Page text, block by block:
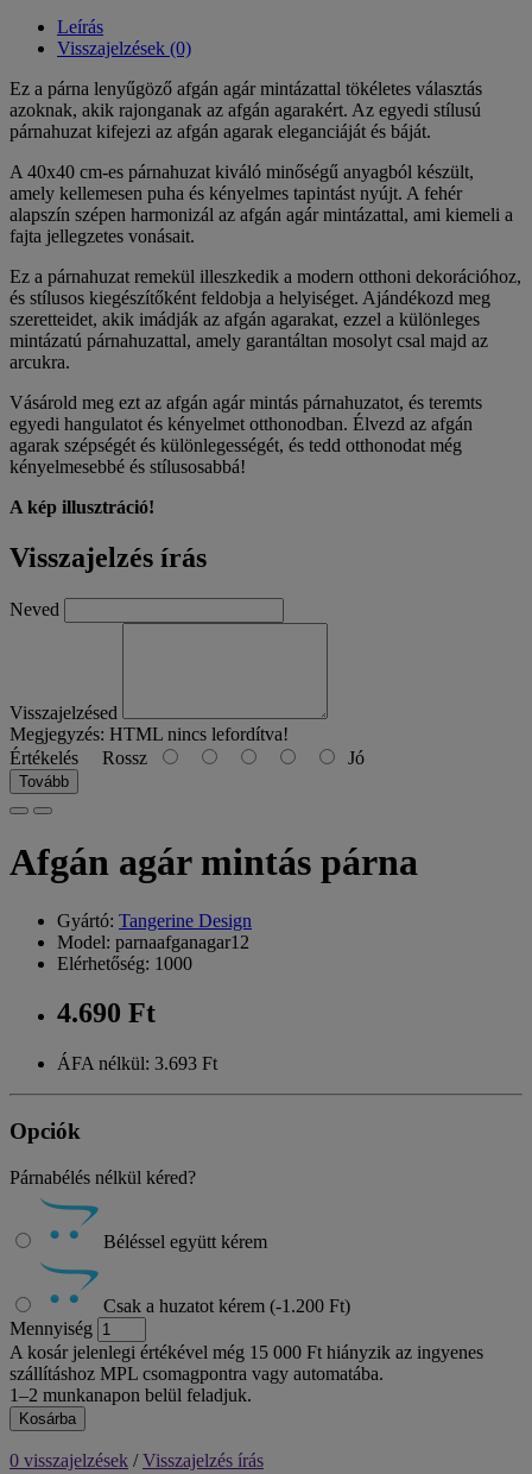
Leírás
Visszajelzések (0)
Ez a párna lenyűgöző afgán agár mintázattal tökéletes választás
azoknak, akik rajonganak az afgán agarakért. Az egyedi stílusú
párnahuzat kifejezi az afgán agarak eleganciáját és báját.
A 40x40 cm-es párnahuzat kiváló minőségű anyagból készült,
amely kellemesen puha és kényelmes tapintást nyújt. A fehér
alapszín szépen harmonizál az afgán agár mintázattal, ami kiemeli a
fajta jellegzetes vonásait.
Ez a párnahuzat remekül illeszkedik a modern otthoni dekorációhoz,
és stílusos kiegészítőként feldobja a helyiséget. Ajándékozd meg
szeretteidet, akik imádják az afgán agarakat, ezzel a különleges
mintázatú párnahuzattal, amely garantáltan mosolyt csal majd az
arcukra.
Vásárold meg ezt az afgán agár mintás párnahuzatot, és teremts
egyedi hangulatot és kényelmet otthonodban. Élvezd az afgán
agarak szépségét és különlegességét, és tedd otthonodat még
kényelmesebbé és stílusosabbá!
A kép illusztráció!
Visszajelzés írás
Neved
Visszajelzésed
Megjegyzés: HTML nincs lefordítva!
Értékelés Rossz Jó
Tovább
Afgán agár mintás párna
Gyártó: Tangerine Design
Model: parnaafganagar12
Elérhetőség: 1000
4.690 Ft
ÁFA nélkül: 3.693 Ft
Opciók
Párnabélés nélkül kéred?
Béléssel együtt kérem
Csak a huzatot kérem (-1.200 Ft)
Mennyiség
A kosár jelenlegi értékével még 15 000 Ft hiányzik az ingyenes
szállításhoz MPL csomagpontra vagy automatába.
1–2 munkanapon belül feladjuk.
Kosárba
0 visszajelzések /Visszajelzés írás